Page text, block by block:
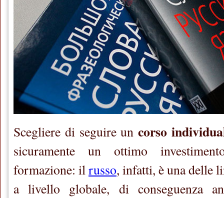
Scegliere di seguire uncorso
sicuramente un ottimo
formazione: il russo, infatti, è una delle
a livello globale, di conseguenza